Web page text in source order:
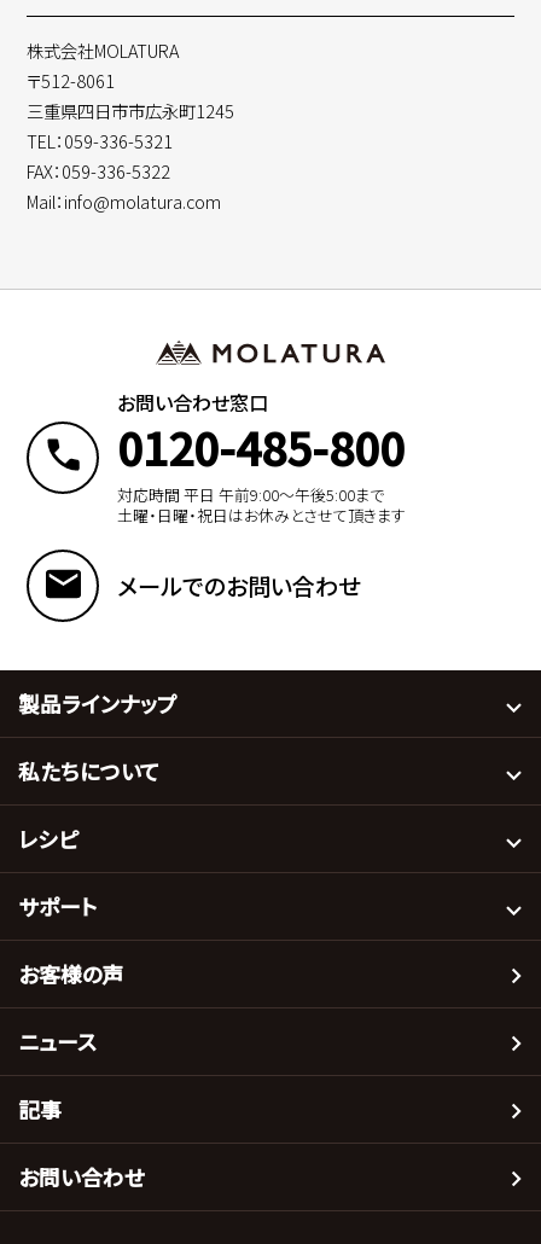
株式会社MOLATURA
〒512-8061
三重県四日市市広永町1245
TEL：059-336-5321
FAX：059-336-5322
Mail：info@molatura.com
お問い合わせ窓口
0120-485-800
対応時間 平日 午前9:00〜午後5:00まで
土曜・日曜・祝日はお休みとさせて頂きます
メールでのお問い合わせ
製品ラインナップ
私たちについて
レシピ
サポート
お客様の声
ニュース
記事
お問い合わせ